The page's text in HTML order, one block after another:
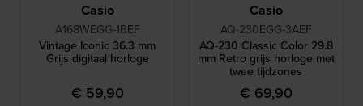
Casio
A168WEGG-1BEF
Vintage Iconic 36.3 mm
Grijs digitaal horloge
€ 59,90
Casio
AQ-230EGG-3AEF
AQ-230 Classic Color 29.8
mm Retro grijs horloge met
twee tijdzones
€ 69,90